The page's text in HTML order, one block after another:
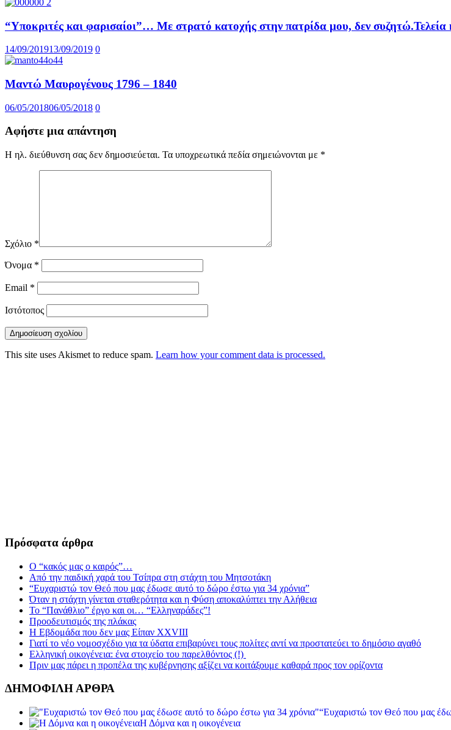
“Υποκριτές και φαρισαίοι”… Με στρατό κατοχής στην πατρίδα μου, δεν συζητώ.Τελεία
14/09/201913/09/2019 0
Μαντώ Μαυρογένους 1796 – 1840
06/05/201806/05/2018 0
Αφήστε μια απάντηση
Η ηλ. διεύθυνση σας δεν δημοσιεύεται. Τα υποχρεωτικά πεδία σημειώνονται με *
Σχόλιο *
Όνομα *
Email *
Ιστότοπος
This site uses Akismet to reduce spam. Learn how your comment data is processed.
Πρόσφατα άρθρα
Ο “κακός μας ο καιρός”…
Από την παιδική χαρά του Τσίπρα στη στάχτη του Μητσοτάκη
“Ευχαριστώ τον Θεό που μας έδωσε αυτό το δώρο έστω για 34 χρόνια”
Όταν η στάχτη γίνεται σταθερότητα και η Φύση αποκαλύπτει την Αλήθεια
Το “Πανάθλιο” έργο και οι… “Ελληναράδες”!
Προοδευτισμός της πλάκας
Η Εβδομάδα που δεν μας Είπαν XXVIII
Γιατί το νέο νομοσχέδιο για τα ύδατα επιβαρύνει τους πολίτες αντί να προστατεύει το δημόσιο αγαθό
Ελληνική οικογένεια: ένα στοιχείο του παρελθόντος (!)
Πριν μας πάρει η προπέλα της κυβέρνησης αξίζει να κοιτάξουμε καθαρά προς τον ορίζοντα
ΔΗΜΟΦΙΛΗ ΑΡΘΡΑ
“Ευχαριστώ τον Θεό που μας
Η Δόμνα και η οικογένεια